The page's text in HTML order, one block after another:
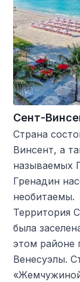
Сент-
Страна
Винсент, а
называемых
Гренадин
необитаемы.
Территория
была
этом районе
Венесуэлы.